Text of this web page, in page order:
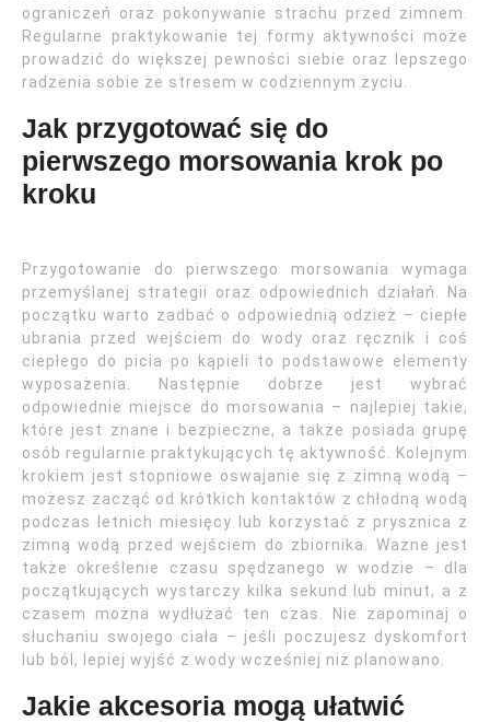
ograniczeń oraz pokonywanie strachu przed zimnem.
Regularne praktykowanie tej formy aktywności może
prowadzić do większej pewności siebie oraz lepszego
radzenia sobie ze stresem w codziennym życiu.
Jak przygotować się do
pierwszego morsowania krok po
kroku
Przygotowanie do pierwszego morsowania wymaga
przemyślanej strategii oraz odpowiednich działań. Na
początku warto zadbać o odpowiednią odzież – ciepłe
ubrania przed wejściem do wody oraz ręcznik i coś
ciepłego do picia po kąpieli to podstawowe elementy
wyposażenia. Następnie dobrze jest wybrać
odpowiednie miejsce do morsowania – najlepiej takie,
które jest znane i bezpieczne, a także posiada grupę
osób regularnie praktykujących tę aktywność. Kolejnym
krokiem jest stopniowe oswajanie się z zimną wodą –
możesz zacząć od krótkich kontaktów z chłodną wodą
podczas letnich miesięcy lub korzystać z prysznica z
zimną wodą przed wejściem do zbiornika. Ważne jest
także określenie czasu spędzanego w wodzie – dla
początkujących wystarczy kilka sekund lub minut, a z
czasem można wydłużać ten czas. Nie zapominaj o
słuchaniu swojego ciała – jeśli poczujesz dyskomfort
lub ból, lepiej wyjść z wody wcześniej niż planowano.
Jakie akcesoria mogą ułatwić